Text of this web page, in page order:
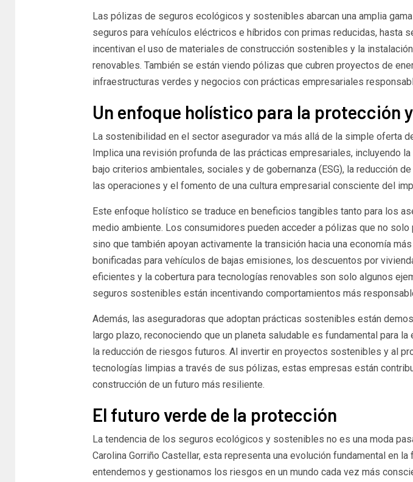
Las pólizas de seguros ecológicos y sostenibles abarcan una amplia
seguros para vehículos eléctricos e híbridos con primas reducidas, hasta
incentivan el uso de materiales de construcción sostenibles y la
renovables. También se están viendo pólizas que cubren proyectos de
infraestructuras verdes y negocios con prácticas empresariales
Un enfoque holístico para la protección
La sostenibilidad en el sector asegurador va más allá de la simple oferta
Implica una revisión profunda de las prácticas empresariales, incluyendo
bajo criterios ambientales, sociales y de gobernanza (ESG), la reducción
las operaciones y el fomento de una cultura empresarial consciente del
Este enfoque holístico se traduce en beneficios tangibles tanto para los
medio ambiente. Los consumidores pueden acceder a pólizas que no
sino que también apoyan activamente la transición hacia una economía
bonificadas para vehículos de bajas emisiones, los descuentos por
eficientes y la cobertura para tecnologías renovables son solo algunos
seguros sostenibles están incentivando comportamientos más
Además, las aseguradoras que adoptan prácticas sostenibles están
largo plazo, reconociendo que un planeta saludable es fundamental para
la reducción de riesgos futuros. Al invertir en proyectos sostenibles y al
tecnologías limpias a través de sus pólizas, estas empresas están
construcción de un futuro más resiliente.
El futuro verde de la protección
La tendencia de los seguros ecológicos y sostenibles no es una moda
Carolina Gorriño Castellar, esta representa una evolución fundamental en la
entendemos y gestionamos los riesgos en un mundo cada vez más